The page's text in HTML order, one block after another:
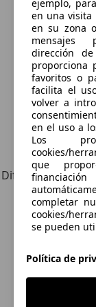
Diferente de tus
ejemplo,
en una visita
en su zona
mensajes
dirección
proporciona
favoritos o
facilita el
volver a
en el uso a
Los
cookies/
que
completar
cookies/
se pueden
Política de